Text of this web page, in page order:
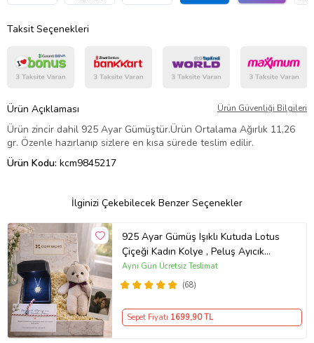
Taksit Seçenekleri
Ürün Açıklaması Ürün Güvenliği Bilgileri
Ürün zincir dahil 925 Ayar Gümüştür.Ürün Ortalama Ağırlık 11,26
gr. Özenle hazırlanıp sizlere en kısa sürede teslim edilir.
Ürün Kodu: kcm9845217
İlginizi Çekebilecek Benzer Seçenekler
925 Ayar Gümüş Işıklı Kutuda Lotus
Çiçeği Kadın Kolye , Peluş Ayıcık
Anahtarlık Marteniçka Bileklik,
Polaroid Fotoğraf Hediye
(68)
Aynı Gün Ücretsiz Teslimat
Sepet Fiyatı 1699,90 TL